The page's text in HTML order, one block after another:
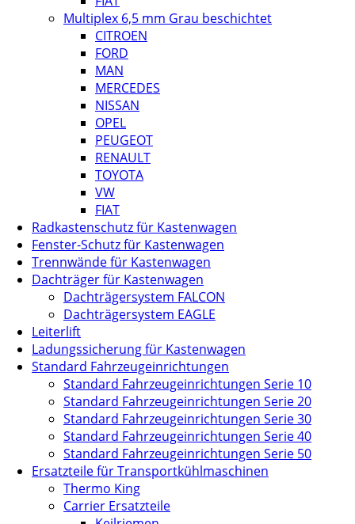
Multiplex 6,5 mm Grau beschichtet
CITROEN
FORD
MAN
MERCEDES
NISSAN
OPEL
PEUGEOT
RENAULT
TOYOTA
VW
FIAT
Radkastenschutz für Kastenwagen
Fenster-Schutz für Kastenwagen
Trennwände für Kastenwagen
Dachträger für Kastenwagen
Dachträgersystem FALCON
Dachträgersystem EAGLE
Leiterlift
Ladungssicherung für Kastenwagen
Standard Fahrzeugeinrichtungen
Standard Fahrzeugeinrichtungen Serie 10
Standard Fahrzeugeinrichtungen Serie 20
Standard Fahrzeugeinrichtungen Serie 30
Standard Fahrzeugeinrichtungen Serie 40
Standard Fahrzeugeinrichtungen Serie 50
Ersatzteile für Transportkühlmaschinen
Thermo King
Carrier Ersatzteile